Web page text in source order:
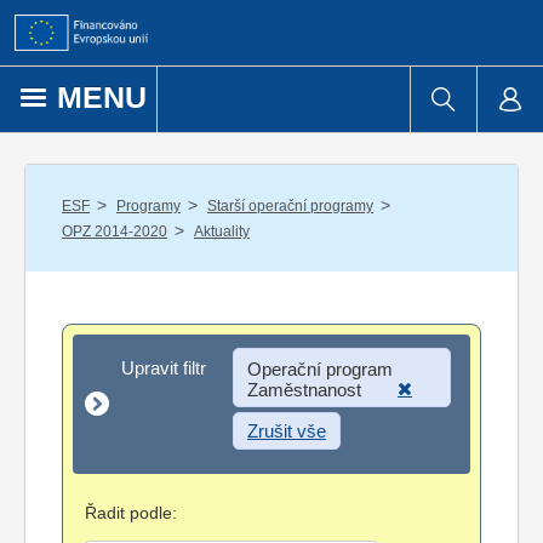
Přejít k obsahu
MENU
ESF / Programy / Starší operační programy /
OPZ 2014-2020 / Aktuality
Upravit filtr
Upravit filtr
Operační program
Zaměstnanost
Zrušit vše
Řadit podle: